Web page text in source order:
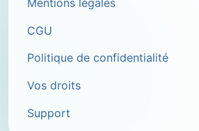
Mentions légales
CGU
Politique de confidentialité
Vos droits
Support